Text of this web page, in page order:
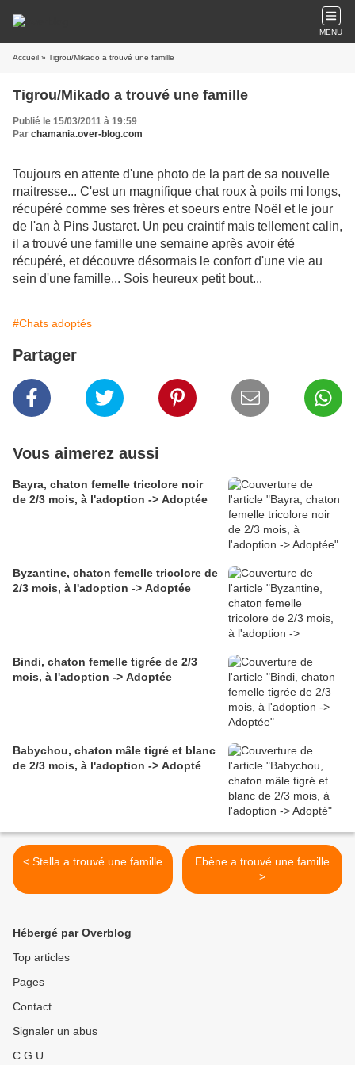
MENU
Accueil » Tigrou/Mikado a trouvé une famille
Tigrou/Mikado a trouvé une famille
Publié le 15/03/2011 à 19:59
Par chamania.over-blog.com
Toujours en attente d'une photo de la part de sa nouvelle
maitresse... C'est un magnifique chat roux à poils mi longs,
récupéré comme ses frères et soeurs entre Noël et le jour
de l'an à Pins Justaret. Un peu craintif mais tellement calin,
il a trouvé une famille une semaine après avoir été
récupéré, et découvre désormais le confort d'une vie au
sein d'une famille... Sois heureux petit bout...
#Chats adoptés
Partager
Vous aimerez aussi
Bayra, chaton femelle tricolore noir
de 2/3 mois, à l'adoption -> Adoptée
Byzantine, chaton femelle tricolore de
2/3 mois, à l'adoption -> Adoptée
Bindi, chaton femelle tigrée de 2/3
mois, à l'adoption -> Adoptée
Babychou, chaton mâle tigré et blanc
de 2/3 mois, à l'adoption -> Adopté
< Stella a trouvé une famille
Ebène a trouvé une famille
>
Hébergé par Overblog
Top articles
Pages
Contact
Signaler un abus
C.G.U.